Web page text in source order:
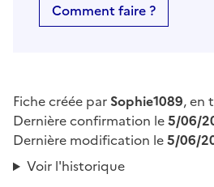
Comment faire ?
Fiche créée par Sophie1089, en
Dernière confirmation le5/06/
Dernière modification le5/06/
Voir l'historique